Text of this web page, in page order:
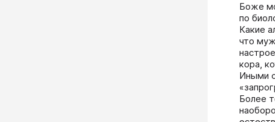
Боже
по
Какие
что
кора,
Иными
Более